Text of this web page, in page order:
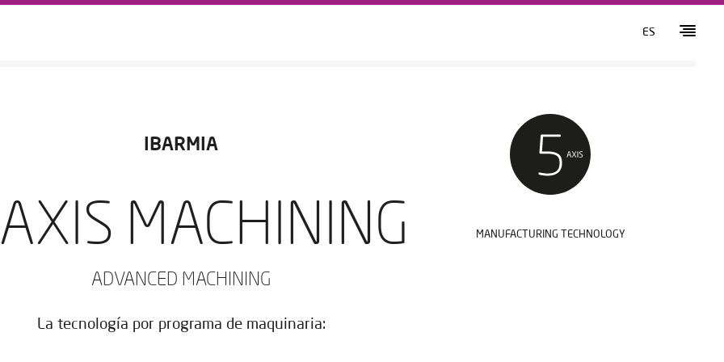
ES
IBARMIA
MACHINING
ADVANCED MACHINING
La tecnología por programa de maquinaria:
MANUFACTURING TECHNOLOGY